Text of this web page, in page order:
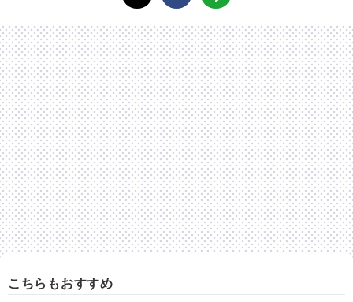
こちらもおすすめ